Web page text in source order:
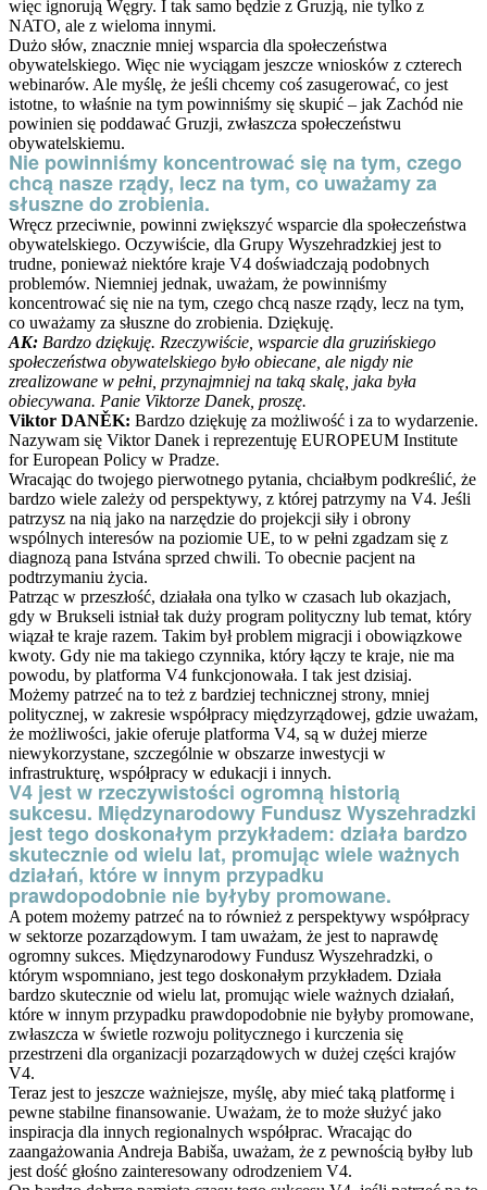
więc ignorują Węgry. I tak samo będzie z Gruzją, nie tylko z
NATO, ale z wieloma innymi.
Dużo słów, znacznie mniej wsparcia dla społeczeństwa
obywatelskiego. Więc nie wyciągam jeszcze wniosków z czterech
webinarów. Ale myślę, że jeśli chcemy coś zasugerować, co jest
istotne, to właśnie na tym powinniśmy się skupić – jak Zachód nie
powinien się poddawać Gruzji, zwłaszcza społeczeństwu
obywatelskiemu.
Nie powinniśmy koncentrować się na tym, czego
chcą nasze rządy, lecz na tym, co uważamy za
słuszne do zrobienia.
Wręcz przeciwnie, powinni zwiększyć wsparcie dla społeczeństwa
obywatelskiego. Oczywiście, dla Grupy Wyszehradzkiej jest to
trudne, ponieważ niektóre kraje V4 doświadczają podobnych
problemów. Niemniej jednak, uważam, że powinniśmy
koncentrować się nie na tym, czego chcą nasze rządy, lecz na tym,
co uważamy za słuszne do zrobienia. Dziękuję.
AK: Bardzo dziękuję. Rzeczywiście, wsparcie dla gruzińskiego
społeczeństwa obywatelskiego było obiecane, ale nigdy nie
zrealizowane w pełni, przynajmniej na taką skalę, jaka była
obiecywana. Panie Viktorze Danek, proszę.
Viktor DANĚK: Bardzo dziękuję za możliwość i za to wydarzenie.
Nazywam się Viktor Danek i reprezentuję EUROPEUM Institute
for European Policy w Pradze.
Wracając do twojego pierwotnego pytania, chciałbym podkreślić, że
bardzo wiele zależy od perspektywy, z której patrzymy na V4. Jeśli
patrzysz na nią jako na narzędzie do projekcji siły i obrony
wspólnych interesów na poziomie UE, to w pełni zgadzam się z
diagnozą pana Istvána sprzed chwili. To obecnie pacjent na
podtrzymaniu życia.
Patrząc w przeszłość, działała ona tylko w czasach lub okazjach,
gdy w Brukseli istniał tak duży program polityczny lub temat, który
wiązał te kraje razem. Takim był problem migracji i obowiązkowe
kwoty. Gdy nie ma takiego czynnika, który łączy te kraje, nie ma
powodu, by platforma V4 funkcjonowała. I tak jest dzisiaj.
Możemy patrzeć na to też z bardziej technicznej strony, mniej
politycznej, w zakresie współpracy międzyrządowej, gdzie uważam,
że możliwości, jakie oferuje platforma V4, są w dużej mierze
niewykorzystane, szczególnie w obszarze inwestycji w
infrastrukturę, współpracy w edukacji i innych.
V4 jest w rzeczywistości ogromną historią
sukcesu. Międzynarodowy Fundusz Wyszehradzki
jest tego doskonałym przykładem: działa bardzo
skutecznie od wielu lat, promując wiele ważnych
działań, które w innym przypadku
prawdopodobnie nie byłyby promowane.
A potem możemy patrzeć na to również z perspektywy współpracy
w sektorze pozarządowym. I tam uważam, że jest to naprawdę
ogromny sukces. Międzynarodowy Fundusz Wyszehradzki, o
którym wspomniano, jest tego doskonałym przykładem. Działa
bardzo skutecznie od wielu lat, promując wiele ważnych działań,
które w innym przypadku prawdopodobnie nie byłyby promowane,
zwłaszcza w świetle rozwoju politycznego i kurczenia się
przestrzeni dla organizacji pozarządowych w dużej części krajów
V4.
Teraz jest to jeszcze ważniejsze, myślę, aby mieć taką platformę i
pewne stabilne finansowanie. Uważam, że to może służyć jako
inspiracja dla innych regionalnych współprac. Wracając do
zaangażowania Andreja Babiša, uważam, że z pewnością byłby lub
jest dość głośno zainteresowany odrodzeniem V4.